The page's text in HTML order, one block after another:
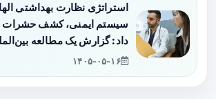
استراتژی نظارت بهداشتی
سیستم ایمنی، کشف حشرات
داد: گزارش یک مطالعه
۱۴۰۵-۰۵-۱۶